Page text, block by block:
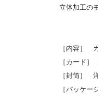
立体加工の
［内容］
［カード］
［封筒］
［パッケ